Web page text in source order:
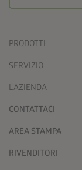
PRODOTTI
SERVIZIO
L'AZIENDA
CONTATTACI
AREA STAMPA
RIVENDITORI